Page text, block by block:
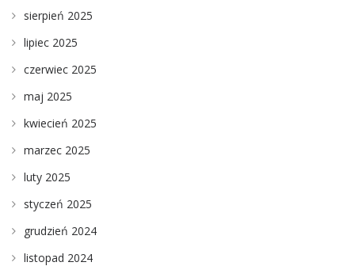
sierpień 2025
lipiec 2025
czerwiec 2025
maj 2025
kwiecień 2025
marzec 2025
luty 2025
styczeń 2025
grudzień 2024
listopad 2024